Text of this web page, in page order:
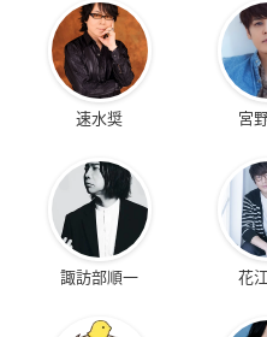
速水奨 宮
諏訪部順一 花